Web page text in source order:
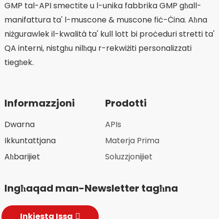
GMP tal-API smectite u l-unika fabbrika GMP għall-
manifattura ta' l-muscone & muscone fiċ-Ċina. Aħna
niżgurawlek il-kwalità ta' kull lott bi proċeduri stretti ta'
QA interni, nistgħu nilħqu r-rekwiżiti personalizzati
tiegħek.
Informazzjoni
Dwarna
Ikkuntattjana
Aħbarijiet
Prodotti
APIs
Materja Prima
Soluzzjonijiet
Ingħaqad man-Newsletter tagħna
Inkjesta Issa